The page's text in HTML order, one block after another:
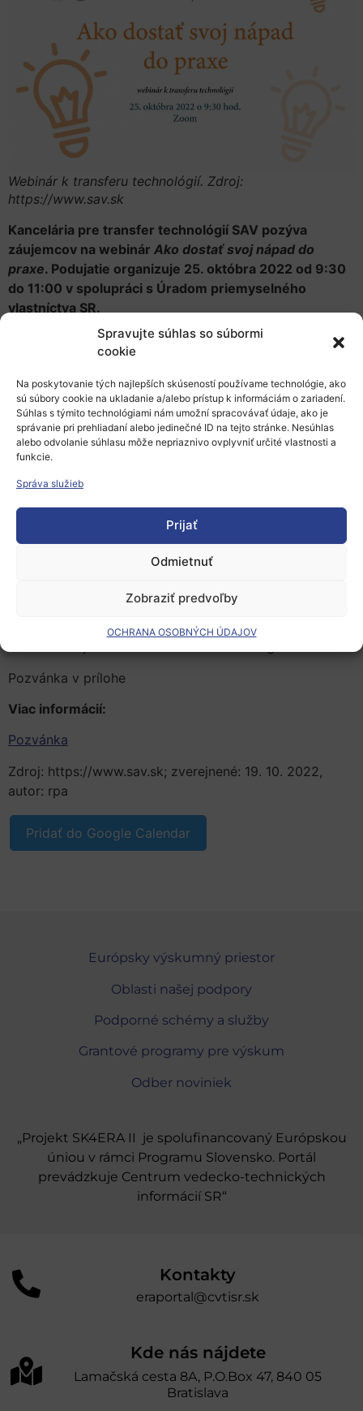
Spravujte súhlas so súbormi
cookie
Na poskytovanie tých najlepších skúseností používame technológie, ako
sú súbory cookie na ukladanie a/alebo prístup k informáciám o zariadení.
Súhlas s týmito technológiami nám umožní spracovávať údaje, ako je
správanie pri prehliadaní alebo jedinečné ID na tejto stránke. Nesúhlas
alebo odvolanie súhlasu môže nepriaznivo ovplyvniť určité vlastnosti a
funkcie.
Správa služieb
Prijať
Odmietnuť
Zobraziť predvoľby
OCHRANA OSOBNÝCH ÚDAJOV
Webinár k transferu technológií. Zdroj:
https://www.sav.sk
Kancelária pre transfer technológií SAV pozýva
záujemcov na webinár Ako dostať svoj nápad do
praxe. Podujatie organizuje 25. októbra 2022 od 9:30
do 11:00 v spolupráci s Úradom priemyselného
vlastníctva SR.
Webinár sa bude venovať transferu technológií na pôde
SAV a je určený pre všetkých výskumníkov SAV, ktorí sa
chcú dozvedieť, ako postupovať pri ochrane výsledkov
svojho výskumu, akú stratégiu zvoliť pri ochrane
duševného vlastníctva a ako sa pripravuje patentová
rešerš.
postup pri oznámení vzniku predmetu
priemyselných práv,
patentové rešerše a stav techniky.
Na webinár je potrebné sazaregistrovať. Následne
Pozvánka v prílohe
Viac informácií:
Pozvánka
Zdroj: https://www.sav.sk; zverejnené: 19. 10. 2022,
autor: rpa
Pridať do Google Calendar
Európsky výskumný priestor
Oblasti našej podpory
Podporné schémy a služby
Grantové programy pre výskum
Odber noviniek
„Projekt SK4ERA II je spolufinancovaný Európskou
úniou v rámci Programu Slovensko. Portál
prevádzkuje Centrum vedecko-technických
informácií SR“
Kontakty
eraportal@cvtisr.sk
Kde nás nájdete
Lamačská cesta 8A, P.O.Box 47, 840 05
Bratislava